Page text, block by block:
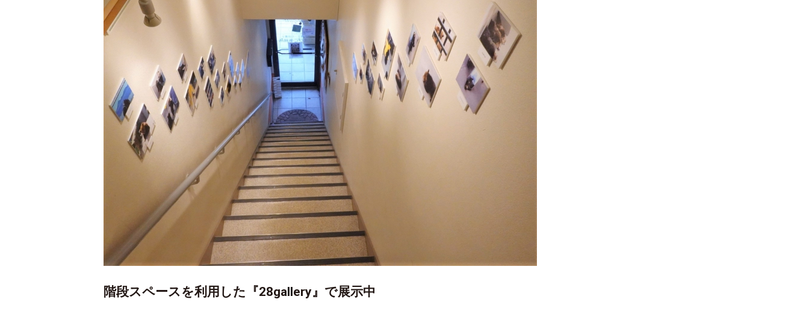
階段スペースを利用した『28gallery』で展示中